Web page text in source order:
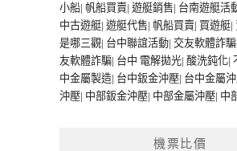
小船| 帆船買賣| 遊艇銷售| 台南遊艇活
中古遊艇| 遊艇代售| 帆船買賣| 買遊艇|
是哪三觀| 台中聯誼活動| 交友軟體詐騙
友軟體詐騙| 台中 電解拋光| 酸洗鈍化|
中金屬製造| 台中鈑金沖壓| 台中金屬
沖壓| 中部鈑金沖壓| 中部金屬沖壓| 中
機票比價